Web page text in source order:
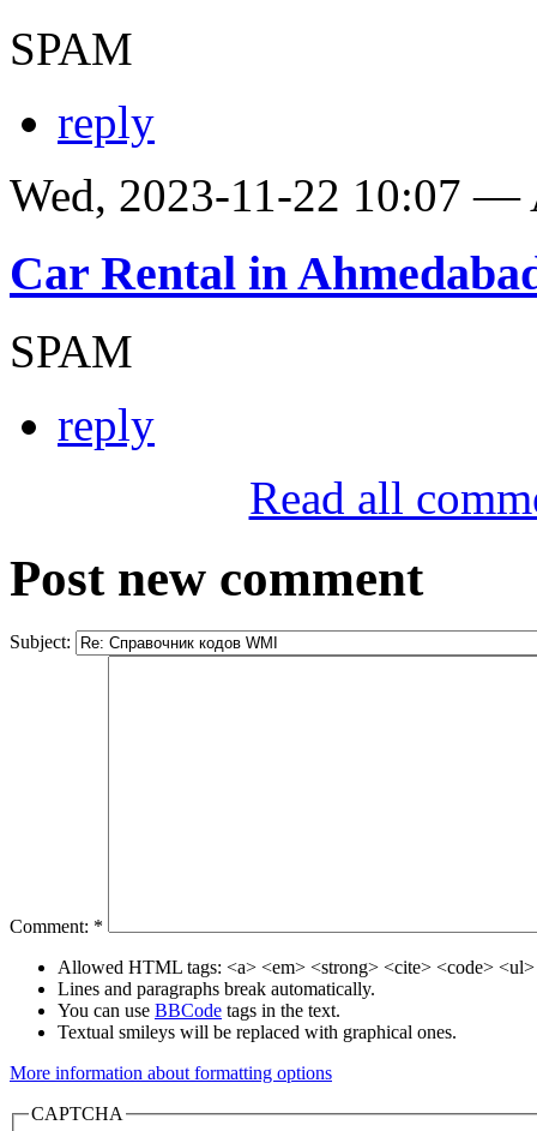
SPAM
reply
Wed, 2023-11-22 10:07 —
Car Rental in
SPAM
reply
Read all
Post new comment
Subject:
Comment: *
Allowed HTML tags: <a> <em> <strong> <cite> <code>
Lines and paragraphs break automatically.
You can use BBCode tags in the text.
Textual smileys will be replaced with graphical ones.
More information about formatting options
CAPTCHA